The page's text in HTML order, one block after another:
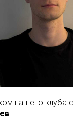
нашего клуба
.